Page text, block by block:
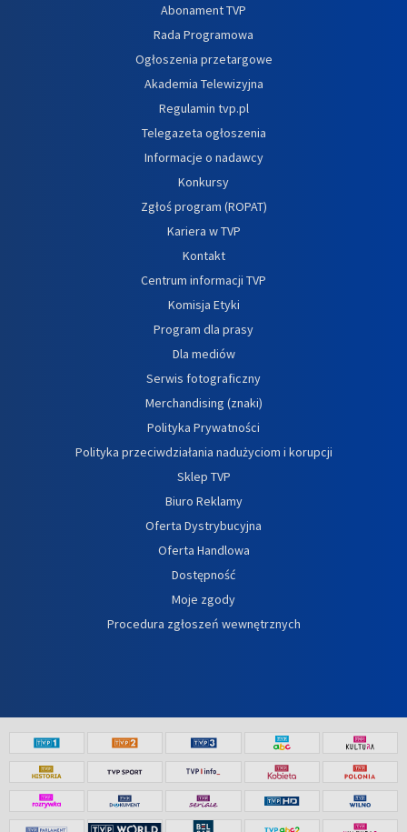
Abonament TVP
Rada Programowa
Ogłoszenia przetargowe
Akademia Telewizyjna
Regulamin tvp.pl
Telegazeta ogłoszenia
Informacje o nadawcy
Konkursy
Zgłoś program (ROPAT)
Kariera w TVP
Kontakt
Centrum informacji TVP
Komisja Etyki
Program dla prasy
Dla mediów
Serwis fotograficzny
Merchandising (znaki)
Polityka Prywatności
Polityka przeciwdziałania nadużyciom i korupcji
Sklep TVP
Biuro Reklamy
Oferta Dystrybucyjna
Oferta Handlowa
Dostępność
Moje zgody
Procedura zgłoszeń wewnętrznych